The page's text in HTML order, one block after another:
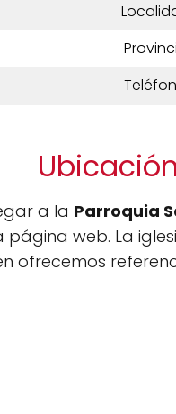
a la Parroquia
página web. La
ofrecemos